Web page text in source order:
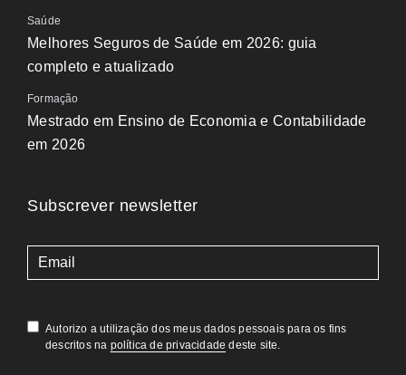
Saúde
Melhores Seguros de Saúde em 2026: guia
completo e atualizado
Formação
Mestrado em Ensino de Economia e Contabilidade
em 2026
Subscrever newsletter
(Obrigatório)
Autorizo a utilização dos meus dados pessoais para os fins
descritos na política de privacidade deste site.